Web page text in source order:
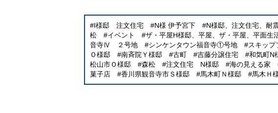
I様邸 注文住宅 N様 伊予宮下 N様邸、注文住宅、耐
松
イベント ザ・平屋H様邸、平屋、ザ・平屋、平面生
音寺Ⅳ ２号地
シンケンタウン福音寺①号地 スキップ
Ｏ様邸
南斉院Ｙ様邸 古町 吉藤分譲住宅 和気町N
松山市Ｏ様邸
森松 注文住宅 N様邸 海の見える家
菓子店
香川県観音寺市Ｓ様邸 馬木町Ｎ様邸 馬木Ｈ